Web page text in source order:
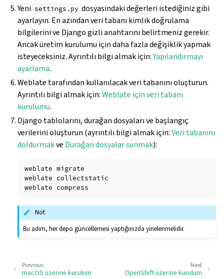
navigation of Yapılandırma yönergesi
Yeni settings.py dosyasındaki değerleri istediğiniz gibi
ayarlayın. En azından veri tabanı kimlik doğrulama
bilgilerini ve Django gizli anahtarını belirtmeniz gerekir.
Ancak üretim kurulumu için daha fazla değişiklik yapmak
isteyeceksiniz. Ayrıntılı bilgi almak için:Yapılandırmayı
ayarlama.
Weblate tarafından kullanılacak veri tabanını oluşturun.
Ayrıntılı bilgi almak için:Weblate için veri tabanı
kurulumu.
Django tablolarını, durağan dosyaları ve başlangıç
verilerini oluşturun (ayrıntılı bilgi almak için:Veri tabanını
doldurmakve Durağan dosyalar sunmak):
weblate migrate
weblate collectstatic
weblate
Not
Bu adım, her depo güncellemesi yaptığınızda yinelenmelidir.
Next
OpenShift üzerine kurulum
Previous
macOS üzerine kurulum